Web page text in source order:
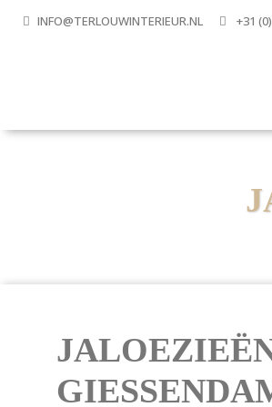
INFO@TERLOUWINTERIEUR.NL +31